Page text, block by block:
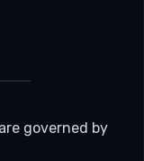
governed by